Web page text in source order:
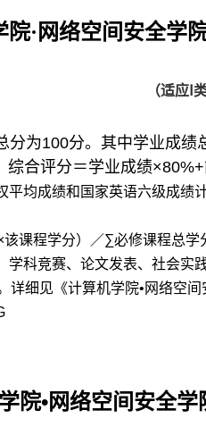
院·网络空间安全学
（适应Ⅰ
分为100分。其中学业成绩
综合评分＝学业成绩×80%+
平均成绩和国家英语六级成绩
该课程学分）／∑必修课程总学
学科竞赛、论文发表、社会实
详细见《计算机学院• 网络空
院•网络空间安全学